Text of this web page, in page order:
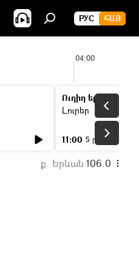
РУС ՀԱՅ
04:00
Ուղիղ եթեր
Լուրեր
11:00 5 ր
ք. Երևան 106.0